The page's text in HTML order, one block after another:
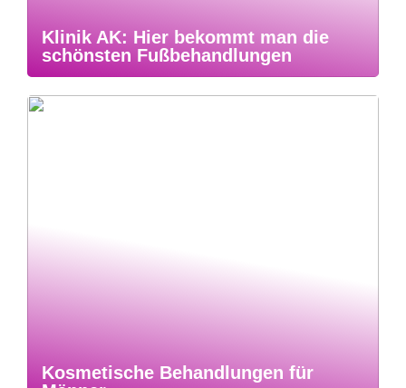
Klinik AK: Hier bekommt man die
schönsten Fußbehandlungen
Kosmetische Behandlungen für